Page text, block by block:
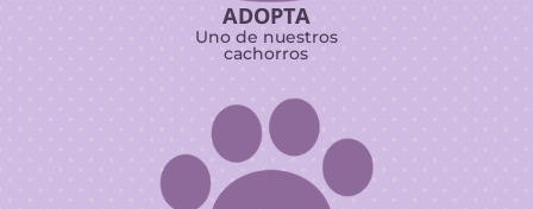
ADOPTA
Uno de nuestros
cachorros